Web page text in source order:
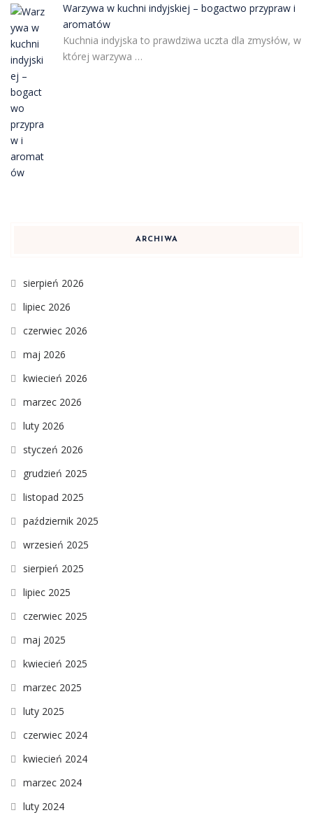
Warzywa w kuchni indyjskiej – bogactwo przypraw i
aromatów
Kuchnia indyjska to prawdziwa uczta dla zmysłów, w
której warzywa …
ARCHIWA
sierpień 2026
lipiec 2026
czerwiec 2026
maj 2026
kwiecień 2026
marzec 2026
luty 2026
styczeń 2026
grudzień 2025
listopad 2025
październik 2025
wrzesień 2025
sierpień 2025
lipiec 2025
czerwiec 2025
maj 2025
kwiecień 2025
marzec 2025
luty 2025
czerwiec 2024
kwiecień 2024
marzec 2024
luty 2024